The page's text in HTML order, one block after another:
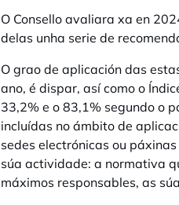
O Consello avaliara xa en
delas unha serie de
O grao de aplicación das
ano, é dispar, así como o
33,2% e o 83,1% segundo o
incluídas no ámbito de
sedes electrónicas ou
súa actividade: a normativa
máximos responsables, as